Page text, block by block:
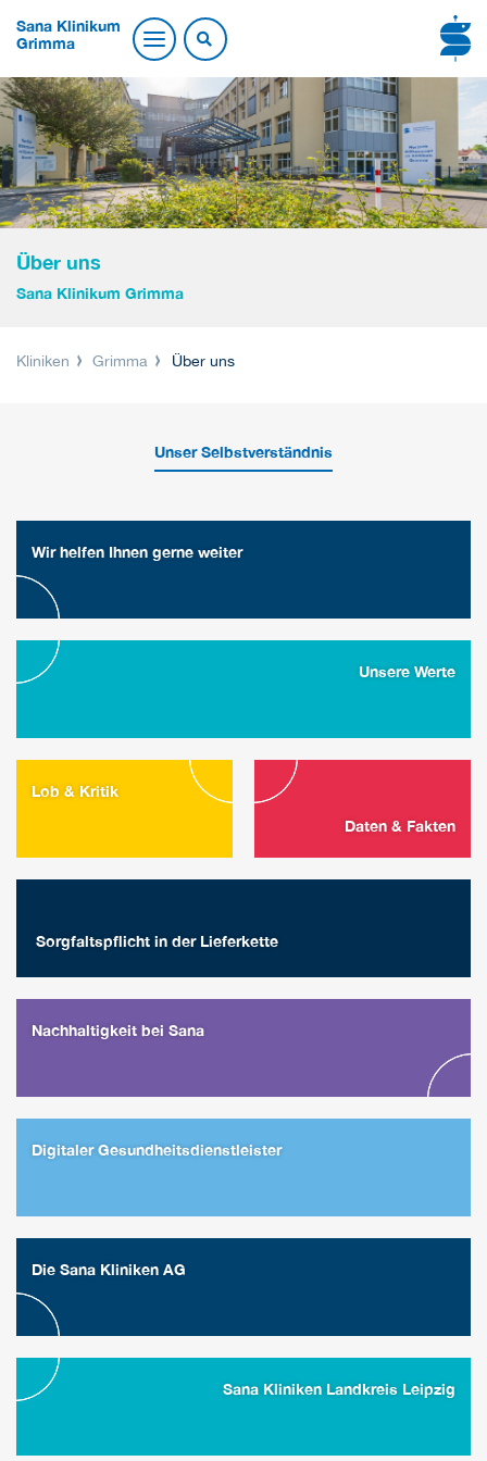
Sana Klinikum
Grimma
Über uns
Sana Klinikum Grimma
Kliniken Grimma Über uns
Unser Selbstverständnis
Wir helfen Ihnen gerne weiter
Unsere Werte
Lob & Kritik
Daten & Fakten
Sorgfaltspflicht in der Lieferkette
Nachhaltigkeit bei Sana
Digitaler Gesundheitsdienstleister
Die Sana Kliniken AG
Sana Kliniken Landkreis Leipzig